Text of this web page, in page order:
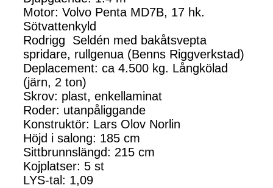
Motor: Volvo Penta MD7B, 17 hk.
Sötvattenkyld
Rodrigg Seldén med bakåtsvepta
spridare, rullgenua (Benns Riggverkstad)
Deplacement: ca 4.500 kg. Långkölad
(järn, 2 ton)
Skrov: plast, enkellaminat
Roder: utanpåliggande
Konstruktör: Lars Olov Norlin
Höjd i salong: 185 cm
Sittbrunnslängd: 215 cm
Kojplatser: 5 st
LYS-tal: 1,09